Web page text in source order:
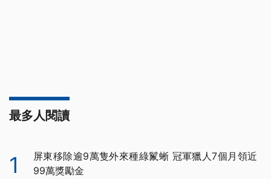
最多人閱讀
1
屏東移除逾9萬隻外來種綠鬣蜥 冠軍獵人7個月領近
99萬獎勵金